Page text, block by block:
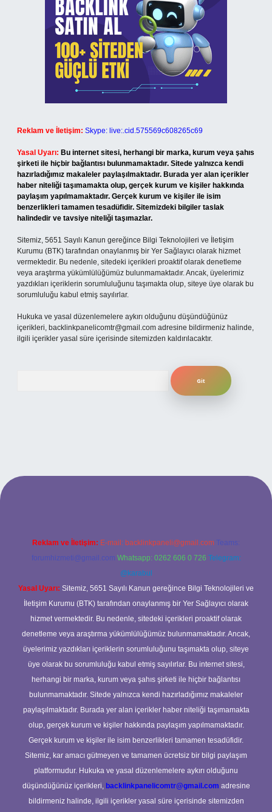
Reklam ve İletişim: Skype: live:.cid.575569c608265c69
Yasal Uyarı: Bu internet sitesi, herhangi bir marka, kurum veya şahıs
şirketi ile hiçbir bağlantısı bulunmamaktadır. Sitede yalnızca kendi
hazırladığımız makaleler paylaşılmaktadır. Burada yer alan içerikler
haber niteliği taşımamakta olup, gerçek kurum ve kişiler hakkında
paylaşım yapılmamaktadır. Gerçek kurum ve kişiler ile isim
benzerlikleri tamamen tesadüfidir. Sitemizdeki bilgiler taslak
halindedir ve tavsiye niteliği taşımazlar.
Sitemiz, 5651 Sayılı Kanun gereğince Bilgi Teknolojileri ve İletişim
Kurumu (BTK) tarafından onaylanmış bir Yer Sağlayıcı olarak hizmet
vermektedir. Bu nedenle, sitedeki içerikleri proaktif olarak denetleme
veya araştırma yükümlülüğümüz bulunmamaktadır. Ancak, üyelerimiz
yazdıkları içeriklerin sorumluluğunu taşımakta olup, siteye üye olarak bu
sorumluluğu kabul etmiş sayılırlar.
Hukuka ve yasal düzenlemelere aykırı olduğunu düşündüğünüz
içerikleri, backlinkpanelicomtr@gmail.com adresine bildirmeniz halinde,
ilgili içerikler yasal süre içerisinde sitemizden kaldırılacaktır.
yeni giriş adresi
Reklam ve İletişim: E-mail: backlinkpaneli@gmail.com Teams:
forumhizmeti@gmail.com Whatsapp: 0262 606 0 726 Telegram:
@karabul
Yasal Uyarı: Sitemiz, 5651 Sayılı Kanun gereğince Bilgi Teknolojileri ve
İletişim Kurumu (BTK) tarafından onaylanmış bir Yer Sağlayıcı olarak
hizmet vermektedir. Bu nedenle, sitedeki içerikleri proaktif olarak
denetleme veya araştırma yükümlülüğümüz bulunmamaktadır. Ancak,
üyelerimiz yazdıkları içeriklerin sorumluluğunu taşımakta olup, siteye
üye olarak bu sorumluluğu kabul etmiş sayılırlar. Bu internet sitesi,
herhangi bir marka, kurum veya şahıs şirketi ile hiçbir bağlantısı
bulunmamaktadır. Sitede yalnızca kendi hazırladığımız makaleler
paylaşılmaktadır. Burada yer alan içerikler haber niteliği taşımamakta
olup, gerçek kurum ve kişiler hakkında paylaşım yapılmamaktadır.
Gerçek kurum ve kişiler ile isim benzerlikleri tamamen tesadüfidir.
Sitemiz, kar amacı gütmeyen ve tamamen ücretsiz bir bilgi paylaşım
platformudur. Hukuka ve yasal düzenlemelere aykırı olduğunu
düşündüğünüz içerikleri, backlinkpanelicomtr@gmail.com adresine
bildirmeniz halinde, ilgili içerikler yasal süre içerisinde sitemizden